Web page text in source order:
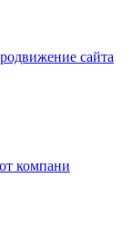
сайта
компани